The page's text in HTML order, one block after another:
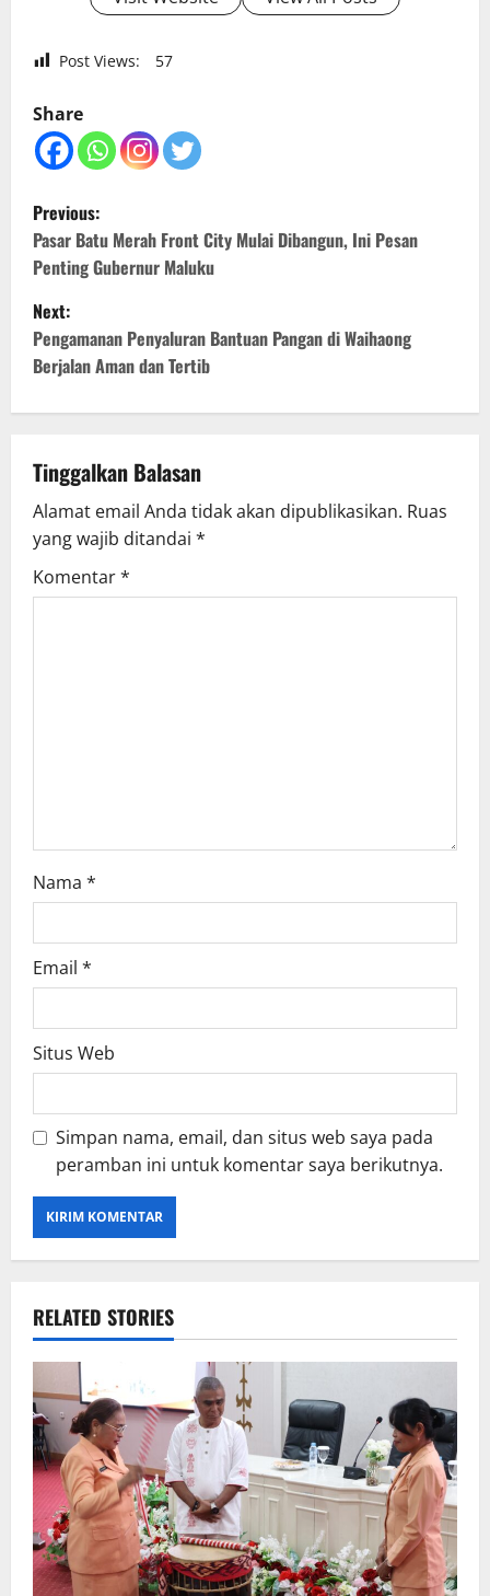
Post Views: 57
Share
P
o
s
t
n
v
i
g
Previous:
Pasar Batu Merah Front City Mulai Dibangun, Ini Pesan
Penting Gubernur Maluku
Next:
Pengamanan Penyaluran Bantuan Pangan di Waihaong
Berjalan Aman dan Tertib
Tinggalkan Balasan
Alamat email Anda tidak akan dipublikasikan. Ruas
yang wajib ditandai *
Komentar*
Nama *
Email *
Situs Web
Simpan nama, email, dan situs web saya pada
peramban ini untuk komentar saya berikutnya.
RELATED STORIES